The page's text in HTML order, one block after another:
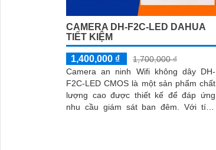
CAMERA DH-F2C-LED DAHUA
TIẾT KIỆM
1,400,000 ₫
1,700,000 ₫
Camera an ninh Wifi không dây DH-
F2C-LED CMOS là một sản phẩm chất
lượng cao được thiết kế để đáp ứng
nhu cầu giám sát ban đêm. Với tính